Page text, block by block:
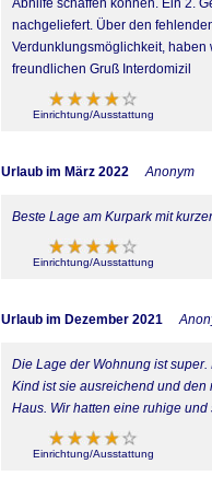
nachgeliefert. Über den
Verdunklungsmöglichkeit, haben
freundlichen Gruß Interdomizil
Einrichtung/Ausstattung
Urlaub im März 2022 Anonym
Beste Lage am Kurpark mit
Einrichtung/Ausstattung
Urlaub im Dezember 2021
Die Lage der Wohnung ist
Kind ist sie ausreichend und
Haus. Wir hatten eine ruhige und
Einrichtung/Ausstattung